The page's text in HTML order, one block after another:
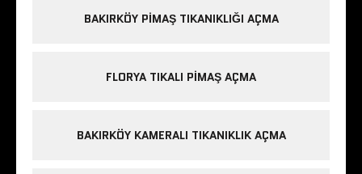
BAKIRKÖY PIMAŞ TIKANIKLIĞI AÇMA
FLORYA TIKALI PIMAŞ AÇMA
BAKIRKÖY KAMERALI TIKANIKLIK AÇMA